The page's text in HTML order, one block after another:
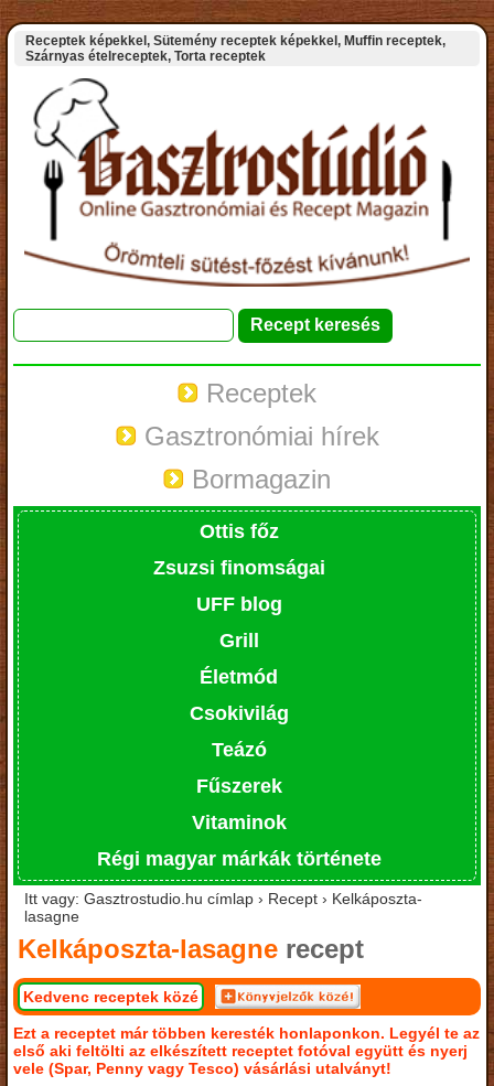
Receptek képekkel, Sütemény receptek képekkel, Muffin receptek,
Szárnyas ételreceptek, Torta receptek
Receptek
Gasztronómiai hírek
Bormagazin
Ottis főz
Zsuzsi finomságai
UFF blog
Grill
Életmód
Csokivilág
Teázó
Fűszerek
Vitaminok
Régi magyar márkák története
Itt vagy: Gasztrostudio.hu címlap › Recept › Kelkáposzta-
lasagne
Kelkáposzta-lasagne recept
Kedvenc receptek közé
Ezt a receptet már többen keresték honlaponkon. Legyél te az
első aki feltölti az elkészített receptet fotóval együtt és nyerj
vele (Spar, Penny vagy Tesco) vásárlási utalványt!